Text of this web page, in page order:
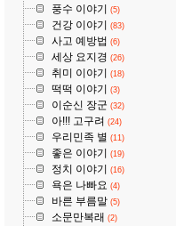
풍수 이야기 (5)
건강 이야기 (83)
사고 예방법 (6)
세상 요지경 (26)
취미 이야기 (18)
떡떡 이야기 (3)
이순신 장군 (32)
아!!! 고구려 (24)
우리민족 별 (11)
좋은 이야기 (19)
정치 이야기 (16)
욕은 나빠요 (4)
바른 부름말 (5)
소문만복래 (2)